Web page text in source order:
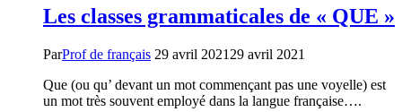
Les classes grammaticales de « QUE »
ParProf de français 29 avril 2021 29 avril 2021
Que (ou qu’ devant un mot commençant pas une voyelle) est
un mot très souvent employé dans la langue française….